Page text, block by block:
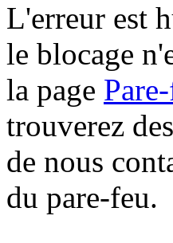
L'erreur est
le blocage
la page
trouverez
de nous
du pare-feu.